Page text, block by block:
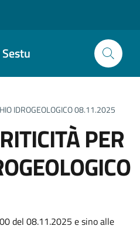
IDROGEOLOGICO 08.11.2025
PER
del 08.11.2025 e sino alle